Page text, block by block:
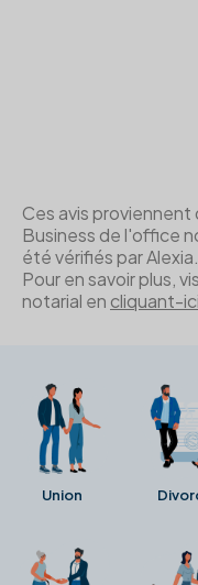
Ces avis
Business de l'office
été vérifiés par
Pour en savoir plus,
notarial en cliquant-ici
Union